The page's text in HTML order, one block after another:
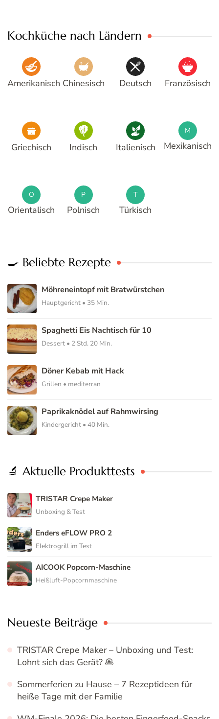
Kochküche nach Ländern
Amerikanisch Chinesisch Deutsch Französisch
Griechisch Indisch Italienisch
M
Mexikanisch
O
Orientalisch
P
Polnisch
T
Türkisch
🍳 Beliebte Rezepte
Möhreneintopf mit Bratwürstchen
Hauptgericht • 35 Min.
Spaghetti Eis Nachtisch für 10
Dessert • 2 Std. 20 Min.
Döner Kebab mit Hack
Grillen • mediterran
Paprikaknödel auf Rahmwirsing
Kindergericht • 40 Min.
🔬 Aktuelle Produkttests
TRISTAR Crepe Maker
Unboxing & Test
Enders eFLOW PRO 2
Elektrogrill im Test
AICOOK Popcorn-Maschine
Heißluft-Popcornmaschine
Neueste Beiträge
TRISTAR Crepe Maker – Unboxing und Test:
Lohnt sich das Gerät? 🥞
Sommerferien zu Hause – 7 Rezeptideen für
heiße Tage mit der Familie